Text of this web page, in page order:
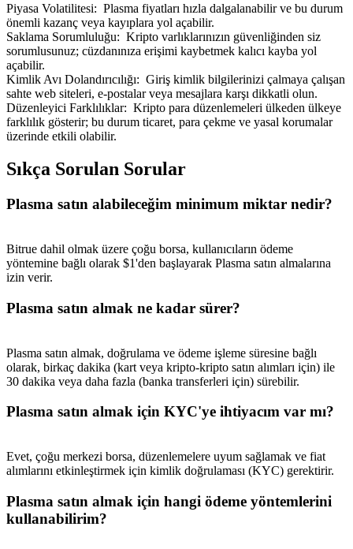
Piyasa Volatilitesi: Plasma fiyatları hızla dalgalanabilir ve bu durum
önemli kazanç veya kayıplara yol açabilir.
Saklama Sorumluluğu: Kripto varlıklarınızın güvenliğinden siz
sorumlusunuz; cüzdanınıza erişimi kaybetmek kalıcı kayba yol
açabilir.
Kimlik Avı Dolandırıcılığı: Giriş kimlik bilgilerinizi çalmaya çalışan
sahte web siteleri, e-postalar veya mesajlara karşı dikkatli olun.
Düzenleyici Farklılıklar: Kripto para düzenlemeleri ülkeden ülkeye
farklılık gösterir; bu durum ticaret, para çekme ve yasal korumalar
üzerinde etkili olabilir.
Sıkça Sorulan Sorular
Plasma satın alabileceğim minimum miktar nedir?
Bitrue dahil olmak üzere çoğu borsa, kullanıcıların ödeme
yöntemine bağlı olarak $1'den başlayarak Plasma satın almalarına
izin verir.
Plasma satın almak ne kadar sürer?
Plasma satın almak, doğrulama ve ödeme işleme süresine bağlı
olarak, birkaç dakika (kart veya kripto-kripto satın alımları için) ile
30 dakika veya daha fazla (banka transferleri için) sürebilir.
Plasma satın almak için KYC'ye ihtiyacım var mı?
Evet, çoğu merkezi borsa, düzenlemelere uyum sağlamak ve fiat
alımlarını etkinleştirmek için kimlik doğrulaması (KYC) gerektirir.
Plasma satın almak için hangi ödeme yöntemlerini
kullanabilirim?